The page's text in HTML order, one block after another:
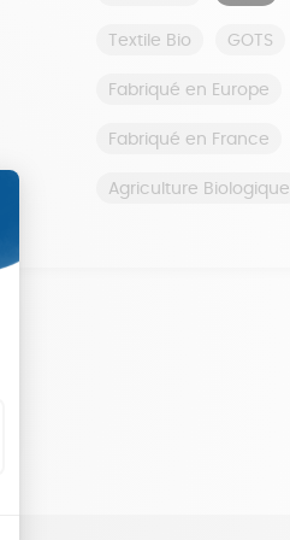
Textile Bio GOTS
Fabriqué en Europe
Fabriqué en France
Agriculture Biologique